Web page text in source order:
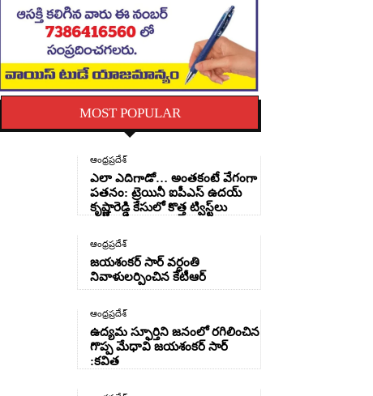
MOST POPULAR
ఆంధ్రప్రదేశ్
ఎలా ఎదిగాడో… అంతకంటే వేగంగా
పతనం: ట్రెయినీ ఐపీఎస్ ఉదయ్
కృష్ణారెడ్డి కేసులో కొత్త ట్విస్ట్‌లు
ఆంధ్రప్రదేశ్
జయశంకర్ సార్ వర్ధంతి
నివాళులర్పించిన కేటీఆర్
ఆంధ్రప్రదేశ్
ఉద్యమ స్ఫూర్తిని జనంలో రగిలించిన
గొప్ప మేధావి జయశంకర్ సార్
:కవిత